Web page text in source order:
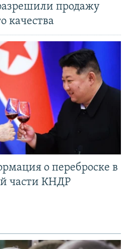
продажу
качества
о переброске в
части КНДР